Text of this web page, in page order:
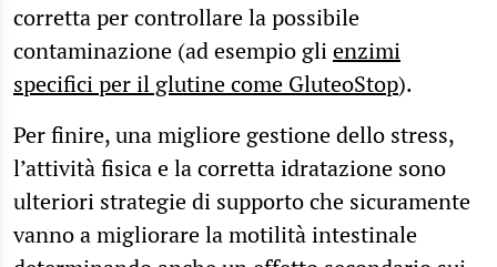
corretta per controllare la possibile
contaminazione (ad esempio glienzimi
specifici per il glutine come GluteoStop).
Per finire, una migliore gestione dello stress,
l’attività fisica e la corretta idratazione sono
ulteriori strategie di supporto che sicuramente
vanno a migliorare la motilità intestinale